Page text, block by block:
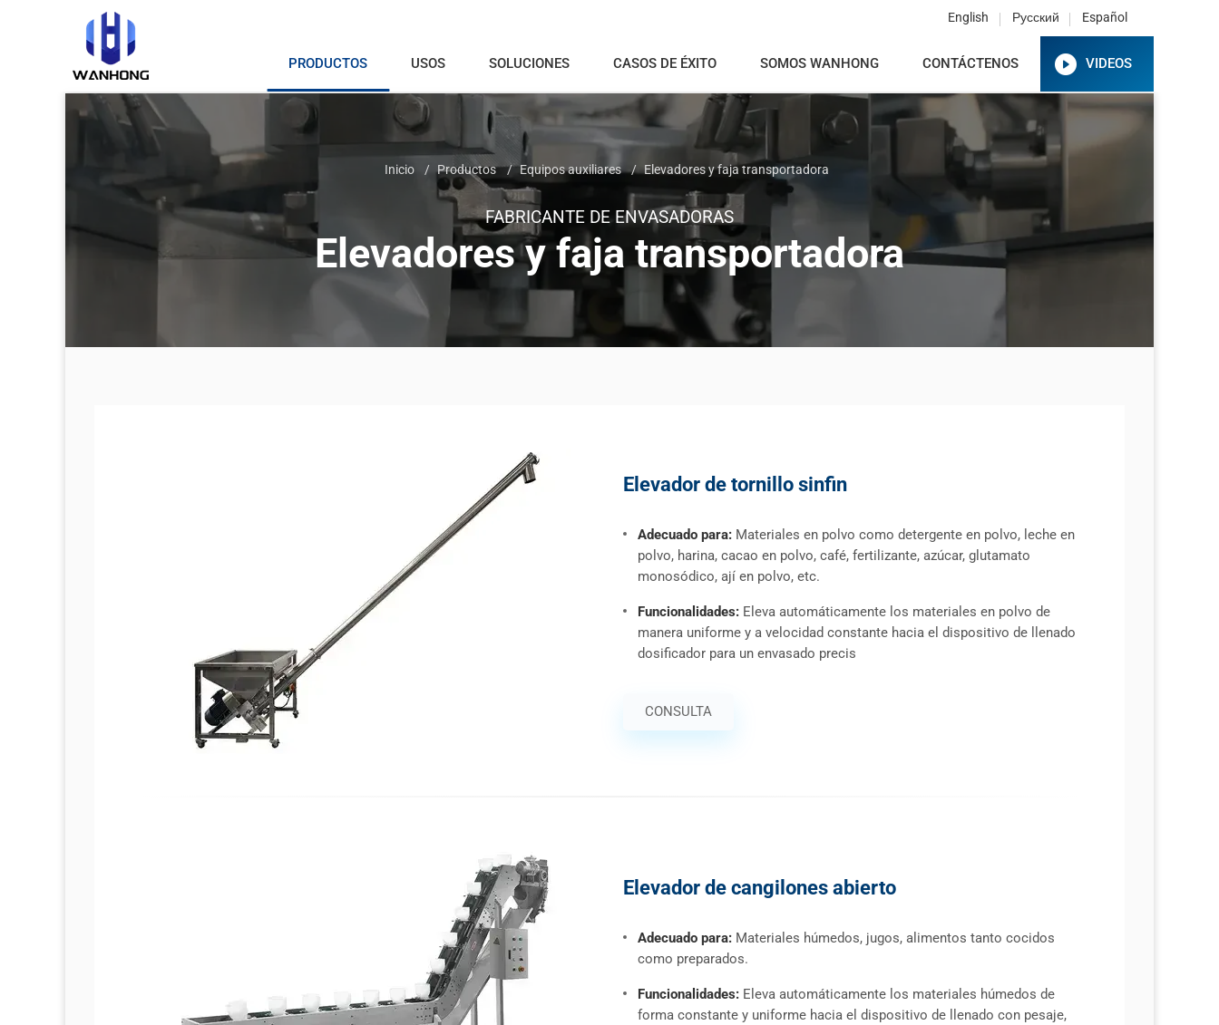
English Русский Español
PRODUCTOS USOS SOLUCIONES CASOS DE ÉXITO SOMOS WANHONG CONTÁCTENOS VIDEOS
Inicio Productos Equipos auxiliares Elevadores y faja transportadora
FABRICANTE DE ENVASADORAS
Elevadores y faja transportadora
Elevador de tornillo sinfin
Adecuado para: Materiales en polvo como detergente en polvo, leche en
polvo, harina, cacao en polvo, café, fertilizante, azúcar, glutamato
monosódico, ají en polvo, etc.
Funcionalidades: Eleva automáticamente los materiales en polvo de
manera uniforme y a velocidad constante hacia el dispositivo de llenado
dosificador para un envasado precis
CONSULTA
Elevador de cangilones abierto
Adecuado para: Materiales húmedos, jugos, alimentos tanto cocidos
como preparados.
Funcionalidades: Eleva automáticamente los materiales húmedos de
forma constante y uniforme hacia el dispositivo de llenado con pesaje,